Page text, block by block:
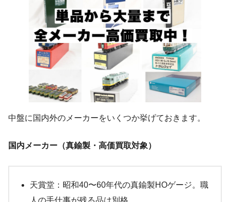
中盤に国内外のメーカーをいくつか挙げておきます。
国内メーカー（真鍮製・高価買取対象）
天賞堂：昭和40〜60年代の真鍮製HOゲージ。職
人の手仕事が残る品は別格